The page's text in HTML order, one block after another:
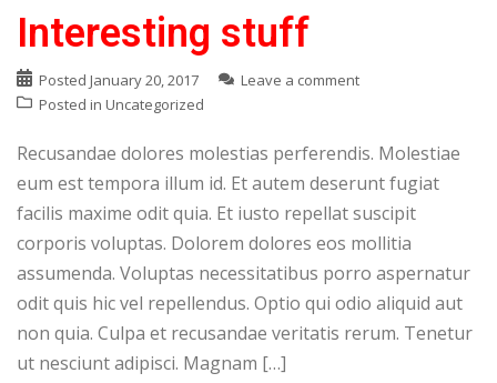
Interesting stuff
Posted January 20, 2017
Leave a comment
Posted in Uncategorized
Recusandae dolores molestias perferendis. Molestiae
eum est tempora illum id. Et autem deserunt fugiat
facilis maxime odit quia. Et iusto repellat suscipit
corporis voluptas. Dolorem dolores eos mollitia
assumenda. Voluptas necessitatibus porro aspernatur
odit quis hic vel repellendus. Optio qui odio aliquid aut
non quia. Culpa et recusandae veritatis rerum. Tenetur
ut nesciunt adipisci. Magnam […]